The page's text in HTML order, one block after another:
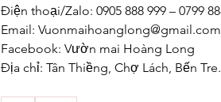
Điện thoại/Zalo: 0905 888 999 – 0799
Email: Vuonmaihoanglong@gmail.com
Facebook: Vườn mai Hoàng Long
Địa chỉ: Tân Thiềng, Chợ Lách, Bến Tre.